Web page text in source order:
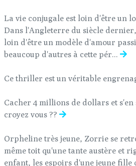
La vie conjugale est loin d'être un
Dans l'Angleterre du siècle
loin d'être un modèle d'amour
beaucoup d'autres à cette pér...
Ce thriller est un véritable
Cacher 4 millions de dollars et
croyez vous ??
Orpheline très jeune, Zorrie se
même toit qu'une tante austère et
enfant, les espoirs d'une jeune